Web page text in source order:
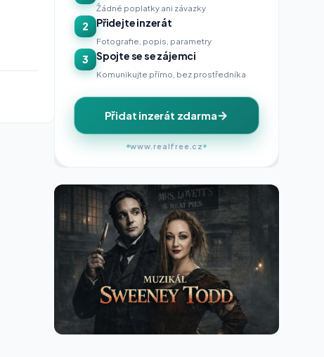
Žádné poplatky ani závazky
2 Přidejte inzerát
Fotografie, popis, parametry
3 Spojte se se zájemci
Komunikujte přímo, bez prostředníka
Přidat inzerát zdarma
www.realfree.cz